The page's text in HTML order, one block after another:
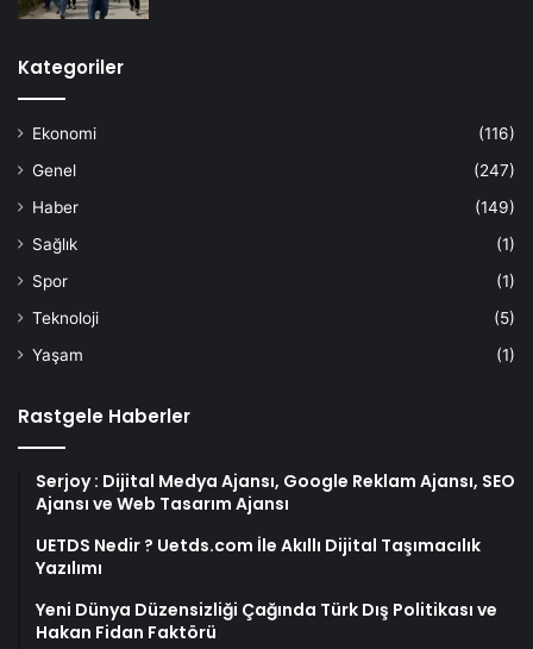
Kategoriler
Ekonomi
(116)
Genel
(247)
Haber
(149)
Sağlık
(1)
Spor
(1)
Teknoloji
(5)
Yaşam
(1)
Rastgele Haberler
Serjoy : Dijital Medya Ajansı, Google Reklam Ajansı, SEO
Ajansı ve Web Tasarım Ajansı
UETDS Nedir ? Uetds.com İle Akıllı Dijital Taşımacılık
Yazılımı
Yeni Dünya Düzensizliği Çağında Türk Dış Politikası ve
Hakan Fidan Faktörü